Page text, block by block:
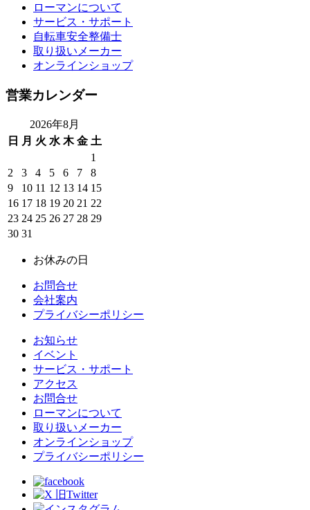
ローマンについて
サービス・サポート
自転車安全整備士
取り扱いメーカー
オンラインショップ
営業カレンダー
2026年8月
日
月 火 水 木 金 土
1
2
3 4 5 6 7
8
9
10 11 12 13 14 15
16 17 18 19 20 21 22
23 24 25 26 27 28 29
30 31
お休みの日
お問合せ
会社案内
プライバシーポリシー
お知らせ
イベント
サービス・サポート
アクセス
お問合せ
ローマンについて
取り扱いメーカー
オンラインショップ
プライバシーポリシー